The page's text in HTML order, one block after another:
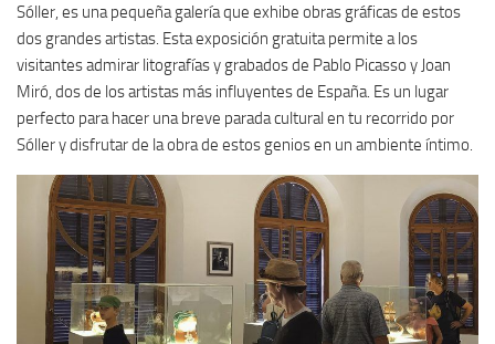
Sóller, es una pequeña galería que exhibe obras gráficas de estos
dos grandes artistas. Esta exposición gratuita permite a los
visitantes admirar litografías y grabados de Pablo Picasso y Joan
Miró, dos de los artistas más influyentes de España. Es un lugar
perfecto para hacer una breve parada cultural en tu recorrido por
Sóller y disfrutar de la obra de estos genios en un ambiente íntimo.